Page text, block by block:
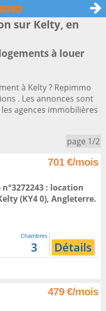
sur Kelty, en
à louer
à Kelty ? Repimmo
. Les annonces sont
agences immobilières
page 1/2
701 €/mois
: location
(KY4 0), Angleterre.
Chambres
3 Détails
479 €/mois